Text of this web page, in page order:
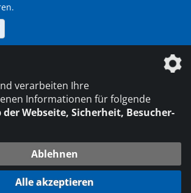
DVS Media GmbH
Datenschutzeinstellungen
verarbeiten Ihre
Informationen für folgende
der Webseite, Sicherheit, Besucher-
Ablehnen
Alle akzeptieren